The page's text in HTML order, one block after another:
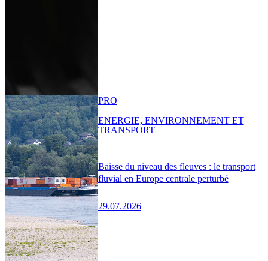
Baisse du niveau des fleuves : le transport
fluvial en Europe centrale perturbé
29.07.2026
PRO
ENERGIE, ENVIRONNEMENT ET
TRANSPORT